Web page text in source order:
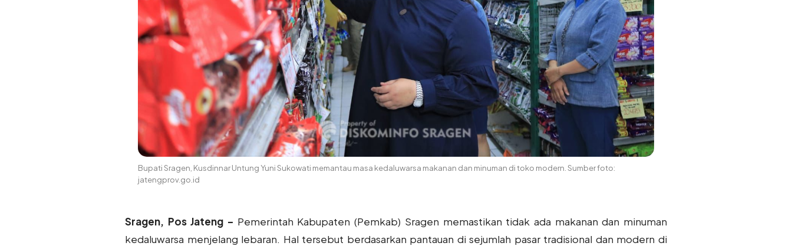
Bupati Sragen, Kusdinnar Untung Yuni Sukowati memantau masa kedaluwarsa makanan dan minuman di toko modern. Sumber foto:
jatengprov.go.id
Sragen, Pos Jateng – Pemerintah Kabupaten (Pemkab) Sragen memastikan tidak ada makanan dan minuman
kedaluwarsa menjelang lebaran. Hal tersebut berdasarkan pantauan di sejumlah pasar tradisional dan modern di